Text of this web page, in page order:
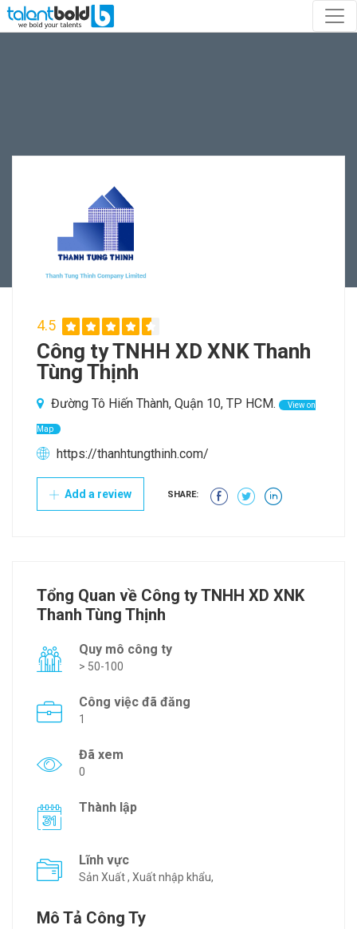
4.5
Công ty TNHH XD XNK Thanh
Tùng Thịnh
Đường Tô Hiến Thành, Quận 10, TP HCM. View on
Map
https://thanhtungthinh.com/
Add a review SHARE:
Tổng Quan về Công ty TNHH XD XNK
Thanh Tùng Thịnh
Quy mô công ty
> 50-100
Công việc đã đăng
1
Đã xem
0
Thành lập
Lĩnh vực
Sản Xuất , Xuất nhập khẩu,
Mô Tả Công Ty